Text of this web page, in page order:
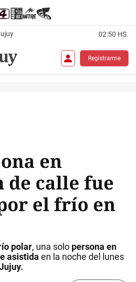
02:50 HS.
Registrarme
en
de calle fue
el frío en
polar, una solo persona en
asistida en la noche del lunes